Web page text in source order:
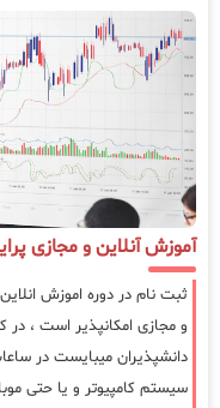
آموزش آنلاین و مجازی
ثبت نام در دوره اموزش
و مجازی امکانپذیر است ،
دانشپذیران میبایست در
سیستم کامپیوتر و یا حتی